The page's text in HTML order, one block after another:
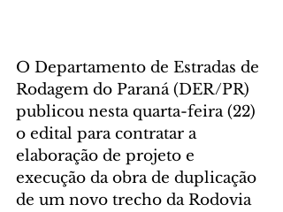
O Departamento de Estradas de
Rodagem do Paraná (DER/PR)
publicou nesta quarta-feira (22)
o edital para contratar a
elaboração de projeto e
execução da obra de duplicação
de um novo trecho da Rodovia